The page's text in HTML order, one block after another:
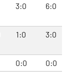
3:0 6:0
1:0 3:0
0:0
0:0